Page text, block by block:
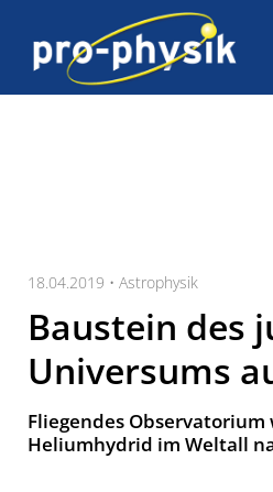
18.04.2019 • Astrophysik
Baustein des
Universums
Fliegendes
Heliumhydrid im Weltall